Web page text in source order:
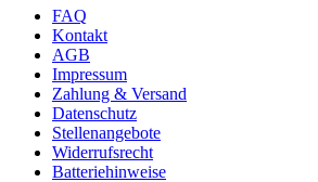
FAQ
Kontakt
AGB
Impressum
Zahlung & Versand
Datenschutz
Stellenangebote
Widerrufsrecht
Batteriehinweise